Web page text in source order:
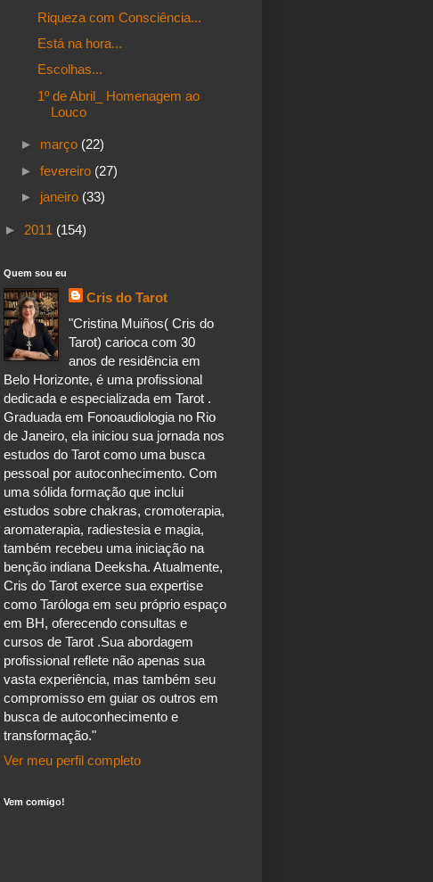
Riqueza com Consciência...
Está na hora...
Escolhas...
1º de Abril_ Homenagem ao
Louco
► março (22)
► fevereiro (27)
► janeiro (33)
► 2011 (154)
Quem sou eu
Cris do Tarot
"Cristina Muiños( Cris do
Tarot) carioca com 30
anos de residência em
Belo Horizonte, é uma profissional
dedicada e especializada em Tarot .
Graduada em Fonoaudiologia no Rio
de Janeiro, ela iniciou sua jornada nos
estudos do Tarot como uma busca
pessoal por autoconhecimento. Com
uma sólida formação que inclui
estudos sobre chakras, cromoterapia,
aromaterapia, radiestesia e magia,
também recebeu uma iniciação na
benção indiana Deeksha. Atualmente,
Cris do Tarot exerce sua expertise
como Taróloga em seu próprio espaço
em BH, oferecendo consultas e
cursos de Tarot .Sua abordagem
profissional reflete não apenas sua
vasta experiência, mas também seu
compromisso em guiar os outros em
busca de autoconhecimento e
transformação."
Ver meu perfil completo
Vem comigo!